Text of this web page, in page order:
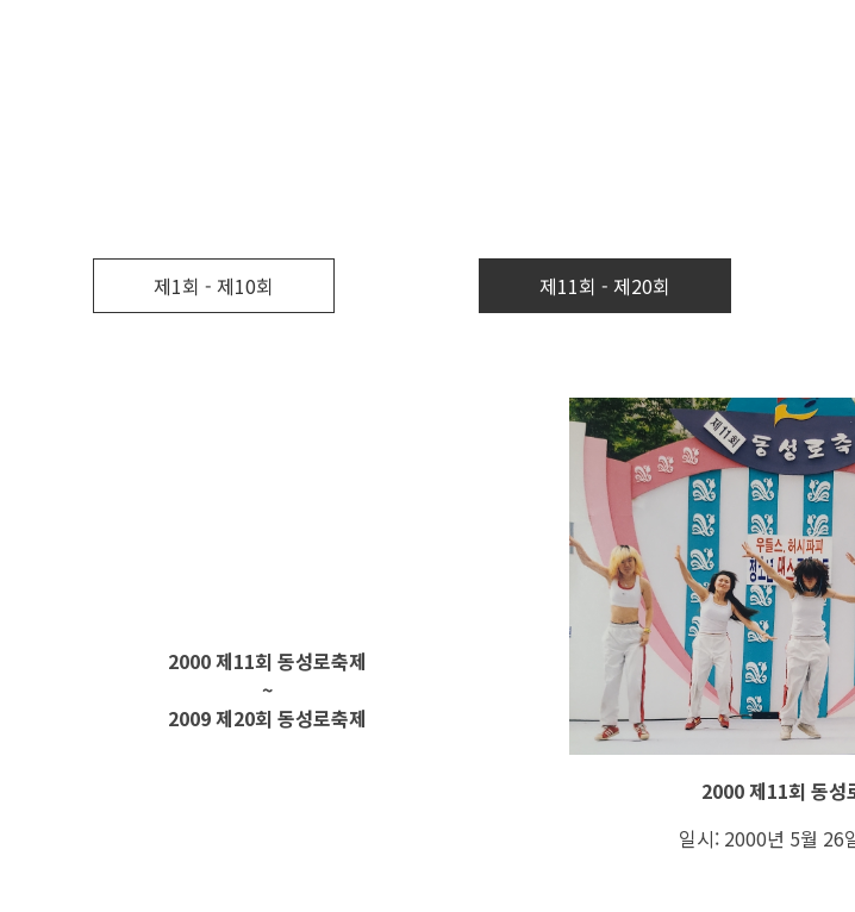
제1회 - 제10회 제11회 - 제20회
2000 제11회 동성로축제
~
2009 제20회 동성로축제
2000 제11회 동성
일시: 2000년 5월 26